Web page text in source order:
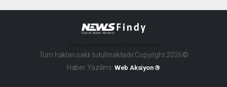
Tüm hakları saklı tutulmaktadır.Copyright 2026©
Haber Yazılımı: Web Aksiyon ®